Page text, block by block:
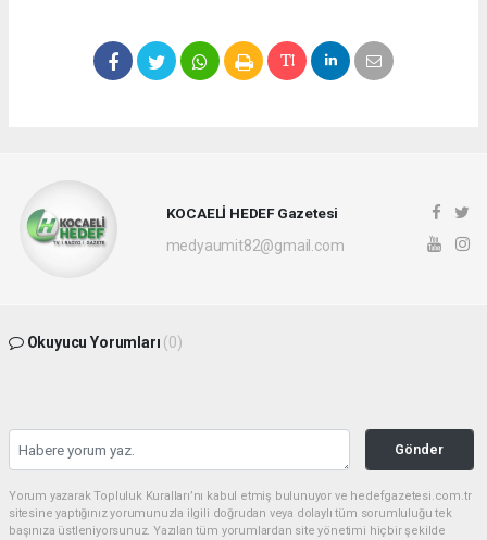
KOCAELİ HEDEF Gazetesi
medyaumit82@gmail.com
Okuyucu Yorumları (0)
Gönder
Yorum yazarak Topluluk Kuralları’nı kabul etmiş bulunuyor ve hedefgazetesi.com.tr
sitesine yaptığınız yorumunuzla ilgili doğrudan veya dolaylı tüm sorumluluğu tek
başınıza üstleniyorsunuz. Yazılan tüm yorumlardan site yönetimi hiçbir şekilde